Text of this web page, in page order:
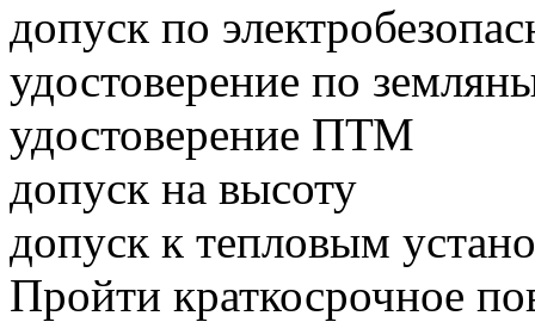
допуск по
удостоверение по
удостоверение ПТМ
допуск на высоту
допуск к тепловым
Пройти краткосрочное